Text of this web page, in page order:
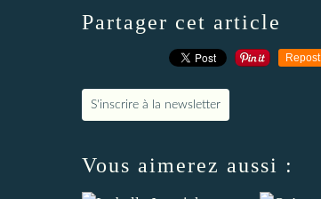
Partager cet article
Repost
S'inscrire à la newsletter
Vous aimerez aussi :